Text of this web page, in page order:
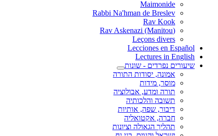
Maimonide
Rabbi Na'hman de Breslev
Rav Kook
(Rav Askenazi (Manitou
Leçons divers
Lecciones en Español
Lectures in English
שיעורים נפרדים - שונות
אמונה, יסודות התורה
מוסר, מידות
תורה ומדע, אבולוציה
תשובה והלכותיה
דיבור, שפה, אותיות
חברה, אקטואליה
תהליך הגאולה וציונות